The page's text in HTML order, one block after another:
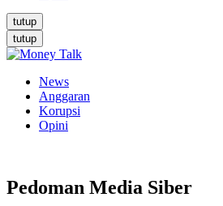
tutup
tutup
News
Anggaran
Korupsi
Opini
Pedoman Media Siber